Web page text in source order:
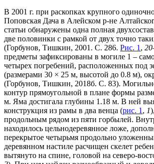
В 2001 г. при раскопках крупного
Поповская Дача в Алейском р-не
статьи обнаружены одна полная
две половинки с рамкой от двух точно
(Горбунов, Тишкин, 2001. С. 286. Рис. 1 ,
предметы зафиксированы в могиле 1 –
четырех погребений, расположенных под
(размерами 30 × 25 м, высотой до 0.8 м),
(Горбунов, Тишкин, 2018б. С. 83).
контур прямоугольной в плане формы
м. Яма достигала глубины 1.18 м. В ней
конструкция из рамы в два венца (рис. 1 , 1
продольным рядом из пяти горбылей.
находилось цельнодеревянное ложе,
перекрытое четырьмя продольно
деревянном настиле расчищен скелет
вытянуто на спине, головой на северо-